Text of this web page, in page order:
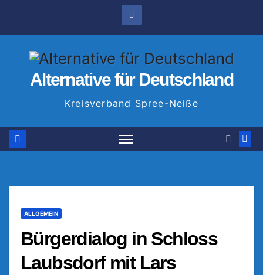
Alternative für Deutschland
Kreisverband Spree-Neiße
ALLGEMEIN
Bürgerdialog in Schloss
Laubsdorf mit Lars